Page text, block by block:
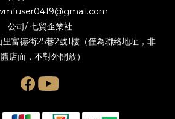
公司/ 七貿企業社
富德街25巷2號1樓（僅為聯絡地址，非
店面，不對外開放）